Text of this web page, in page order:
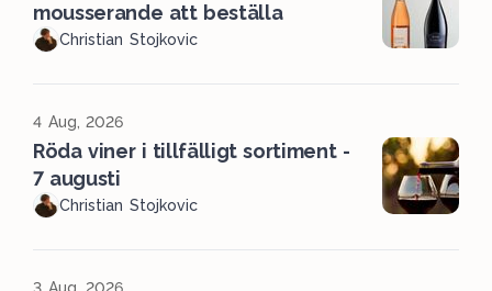
mousserande att beställa
Christian Stojkovic
4 Aug, 2026
Röda viner i tillfälligt sortiment -
7 augusti
Christian Stojkovic